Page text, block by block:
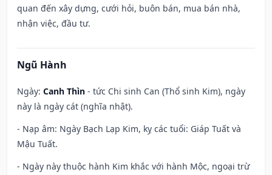
quan đến xây dựng, cưới hỏi, buôn bán, mua bán nhà,
nhận việc, đầu tư.
Ngũ Hành
Ngày: Canh Thìn - tức Chi sinh Can (Thổ sinh Kim), ngày
này là ngày cát (nghĩa nhật).
- Nạp âm: Ngày Bạch Lạp Kim, kỵ các tuổi: Giáp Tuất và
Mậu Tuất.
- Ngày này thuộc hành Kim khắc với hành Mộc, ngoại trừ